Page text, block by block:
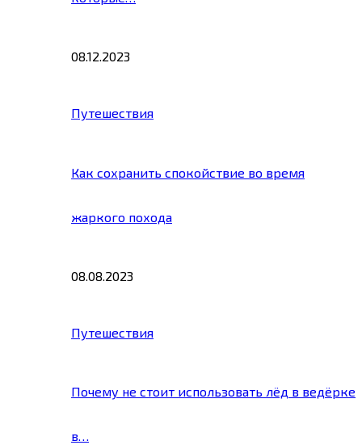
08.12.2023
Путешествия
Как сохранить спокойствие во время
жаркого похода
08.08.2023
Путешествия
Почему не стоит использовать лёд в ведёрке
в…